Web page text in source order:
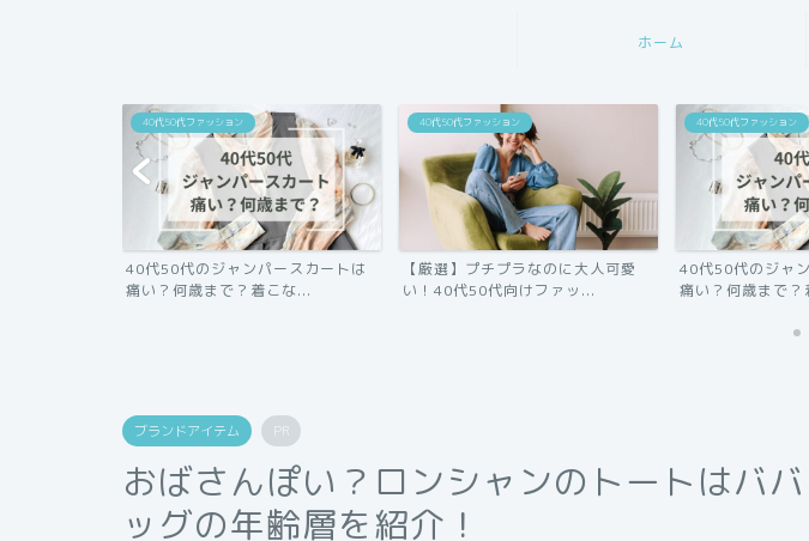
ホーム
40代50代ファッション
40代50代のジャンパースカートは
痛い？何歳まで？着こな...
40代50代ファッション
【厳選】プチプラなのに大人可愛
い！40代50代向けファッ...
40代50代ファッション
40代50代のジャ
痛い？何歳まで？
ブランドアイテム PR
おばさんぽい？ロンシャンのトートはバ
ッグの年齢層を紹介！